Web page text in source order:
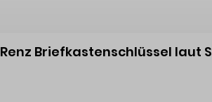
Renz Briefkastenschlüssel laut